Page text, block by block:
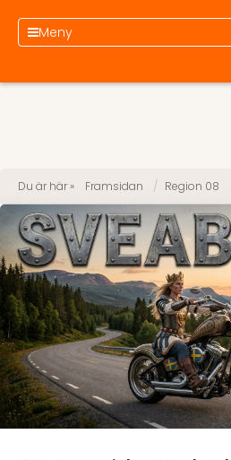
Meny
Du är här » Framsidan Region 08